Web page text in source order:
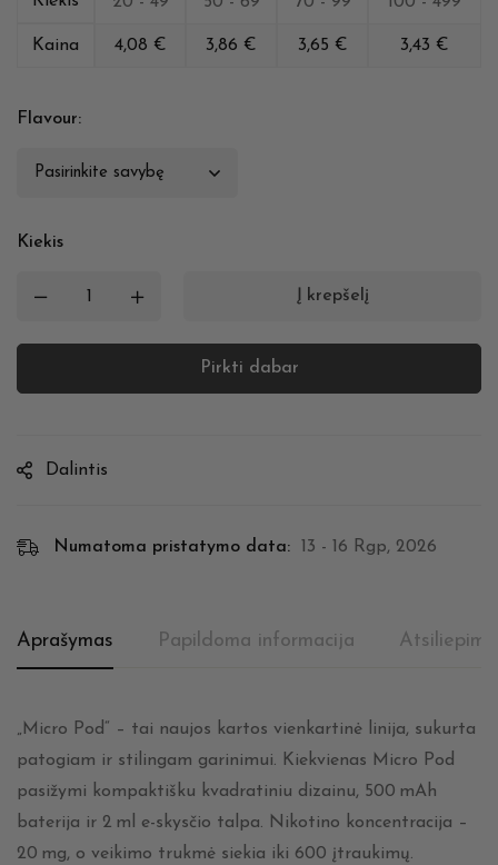
Kaina 4,08 € 3,86 € 3,65 € 3,43 €
Flavour:
Kiekis
Į krepšelį
Pirkti dabar
Dalintis
Numatoma pristatymo data: 13 - 16 Rgp, 2026
Aprašymas Papildoma informacija
„Micro Pod“ – tai naujos kartos vienkartinė linija, sukurta
patogiam ir stilingam garinimui. Kiekvienas Micro Pod
pasižymi kompaktišku kvadratiniu dizainu, 500 mAh
baterija ir 2 ml e-skysčio talpa. Nikotino koncentracija –
20 mg, o veikimo trukmė siekia iki 600 įtraukimų.